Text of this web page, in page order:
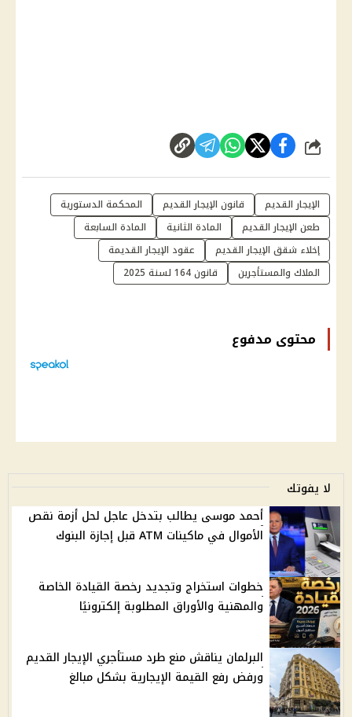
شارك
الإيجار القديم قانون الإيجار القديم
المحكمة الدستورية
طعن الإيجار القديم
المادة الثانية
المادة السابعة
إخلاء شقق الإيجار القديم
عقود الإيجار القديمة
الملاك والمستأجرين
قانون 164 لسنة 2025
محتوى مدفوع
لا يفوتك
أحمد موسى يطالب بتدخل عاجل لحل أزمة نقص
الأموال في ماكينات ATM قبل إجازة البنوك
خطوات استخراج وتجديد رخصة القيادة الخاصة
والمهنية والأوراق المطلوبة إلكترونيًا
البرلمان يناقش منع طرد مستأجري الإيجار القديم
ورفض رفع القيمة الإيجارية بشكل مبالغ